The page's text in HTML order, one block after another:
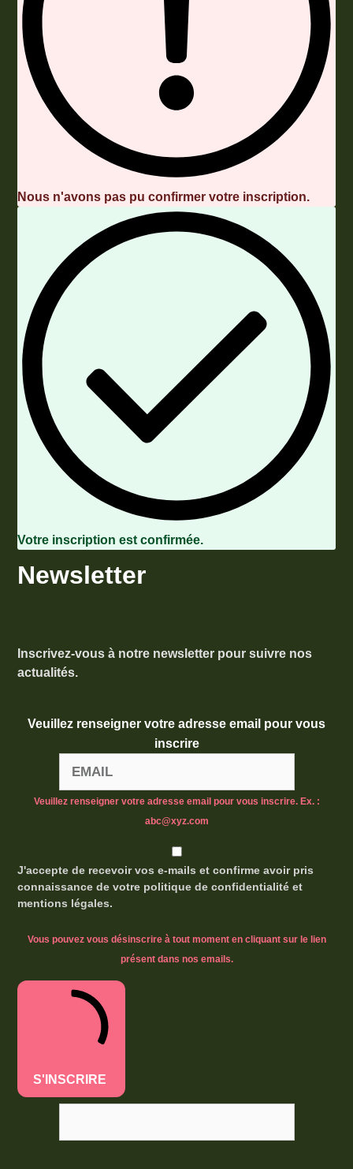
Nous n'avons pas pu confirmer votre inscription.
Votre inscription est confirmée.
Newsletter
Inscrivez-vous à notre newsletter pour suivre nos
actualités.
Veuillez renseigner votre adresse email pour vous
inscrire
Veuillez renseigner votre adresse email pour vous inscrire. Ex. :
abc@xyz.com
J'accepte de recevoir vos e-mails et confirme avoir pris
connaissance de votre politique de confidentialité et
mentions légales.
Vous pouvez vous désinscrire à tout moment en cliquant sur le lien
présent dans nos emails.
S'INSCRIRE